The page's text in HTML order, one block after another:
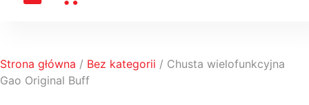
Strona główna / Bez kategorii / Chusta wielofunkcyjna
Gao Original Buff